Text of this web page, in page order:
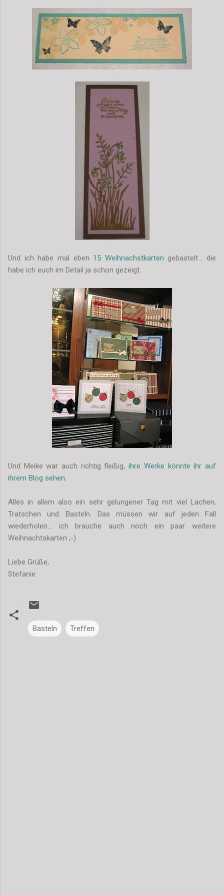
Und ich habe mal eben 15 Weihnachstkarten gebastelt... die
habe ich euch im Detail ja schon gezeigt.
Und Meike war auch richtig fleißig,ihre Werke könnte ihr auf
ihrem Blog sehen.
Alles in allem also ein sehr gelungener Tag mit viel Lachen,
Tratschen und Basteln. Das müssen wir auf jeden Fall
wiederholen... ich brauche auch noch ein paar weitere
Weihnachtskarten ;-)
Liebe Grüße,
Stefanie
Basteln Treffen